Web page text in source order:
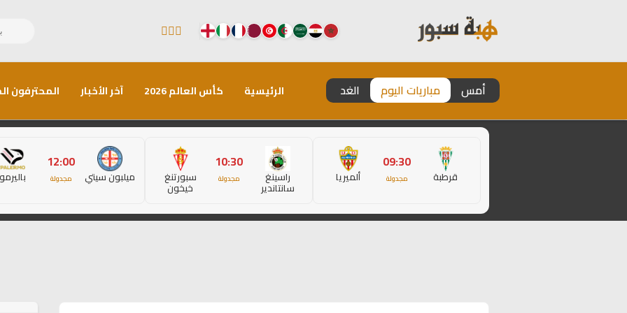
أمس مباريات اليوم الغد الرئيسية كأس العالم 2026 آخر الأخبار المحترفون
قرطبة
09:30
مجدولة ألميريا راسينغ
سانتاندير
10:30
مجدولة سبورتنغ
خيخون
ميلبون سيتي
12:00
مجدولة باليرمو